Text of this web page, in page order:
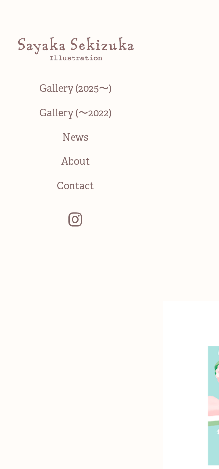
Gallery (2025〜)
Gallery (〜2022)
News
About
Contact